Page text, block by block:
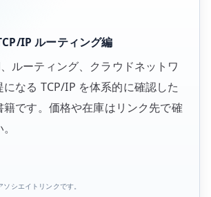
IP ルーティング編
ルーティング、クラウドネットワ
なる TCP/IP を体系的に確認した
籍です。価格や在庫はリンク先で確
シエイトリンクです。